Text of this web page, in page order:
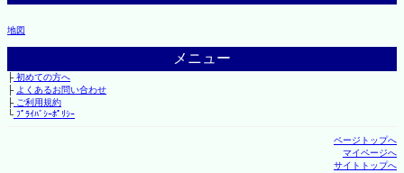
地図
メニュー
├初めての方へ
├ よくあるお問い合わせ
├ご利用規約
└ﾌﾟﾗｲﾊﾞｼｰﾎﾟﾘｼｰ
ページトップへ
マイページへ
サイトトップへ